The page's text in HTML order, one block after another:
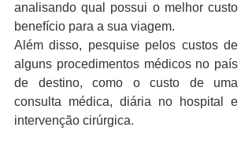
analisando qual possui o melhor custo
benefício para a sua viagem.
Além disso, pesquise pelos custos de
alguns procedimentos médicos no país
de destino, como o custo de uma
consulta médica, diária no hospital e
intervenção cirúrgica.